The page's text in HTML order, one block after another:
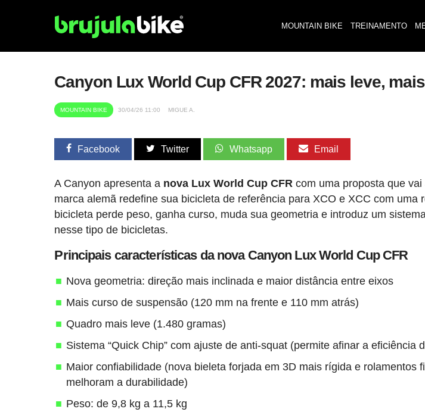
MOUNTAIN BIKE TREINAMENTO
Canyon Lux World Cup CFR 2027: mais leve,
MOUNTAIN BIKE 30/04/26 11:00 MIGUE A.
Facebook Twitter Whatsapp Email
A Canyon apresenta a nova Lux World Cup CFR com uma proposta que
marca alemã redefine sua bicicleta de referência para XCO e XCC com uma
bicicleta perde peso, ganha curso, muda sua geometria e introduz um
nesse tipo de bicicletas.
Principais características da nova Canyon Lux World Cup CFR
Nova geometria: direção mais inclinada e maior distância entre eixos
Mais curso de suspensão (120 mm na frente e 110 mm atrás)
Quadro mais leve (1.480 gramas)
Sistema “Quick Chip” com ajuste de anti-squat (permite afinar a eficiência
Maior confiabilidade (nova bieleta forjada em 3D mais rígida e rolamentos
melhoram a durabilidade)
Peso: de 9,8 kg a 11,5 kg